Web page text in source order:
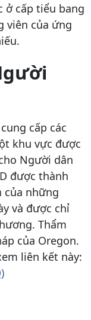
ở cấp tiểu bang
viên của ứng
cấp các
khu vực được
Người dân
được thành
của những
và được chỉ
Thẩm
của Oregon.
liên kết này: